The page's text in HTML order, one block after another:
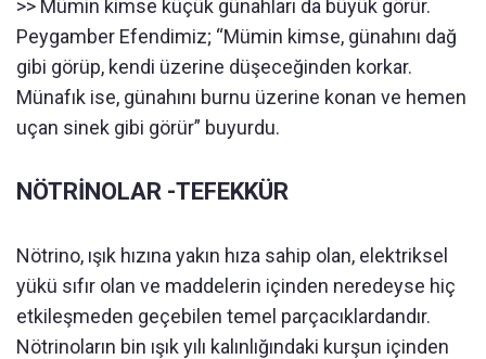
>> Mümin kimse küçük günahları da büyük görür.
Peygamber Efendimiz; “Mümin kimse, günahını dağ
gibi görüp, kendi üzerine düşeceğinden korkar.
Münafık ise, günahını burnu üzerine konan ve hemen
uçan sinek gibi görür” buyurdu.
NÖTRİNOLAR -TEFEKKÜR
Nötrino, ışık hızına yakın hıza sahip olan, elektriksel
yükü sıfır olan ve maddelerin içinden neredeyse hiç
etkileşmeden geçebilen temel parçacıklardandır.
Nötrinoların bin ışık yılı kalınlığındaki kurşun içinden